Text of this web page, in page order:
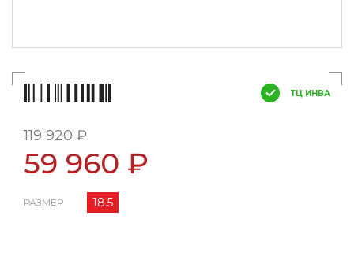
ТЦ ИНВА
119 920 ₽
59 960 ₽
РАЗМЕР 18.5